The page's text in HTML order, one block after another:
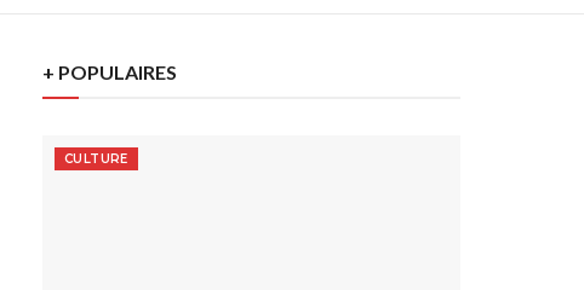
+ POPULAIRES
CULTURE